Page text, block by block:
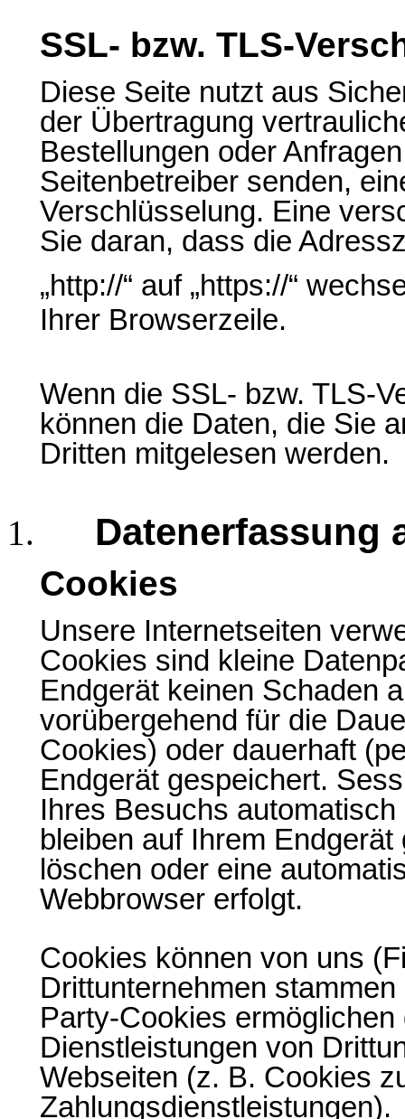
SSL- bzw. TLS-
Diese Seite nutzt aus
der Übertragung
Bestellungen oder
Seitenbetreiber senden,
Verschlüsselung. Eine
Sie daran, dass die
„http://“ auf „https://“
Ihrer Browserzeile.
Wenn die SSL- bzw. TLS-
können die Daten, die Sie
Dritten mitgelesen werden.
Datenerfassung
Cookies
Unsere Internetseiten
Cookies sind kleine
Endgerät keinen Schaden
vorübergehend für die
Cookies) oder dauerhaft
Endgerät gespeichert.
Ihres Besuchs
bleiben auf Ihrem
löschen oder eine
Webbrowser erfolgt.
Cookies können von uns
Drittunternehmen
Party-Cookies
Dienstleistungen von
Webseiten (z. B. Cookies
Zahlungsdienstleistungen).